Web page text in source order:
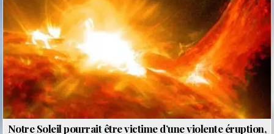
Notre Soleil pourrait être victime d’une violente éruption,